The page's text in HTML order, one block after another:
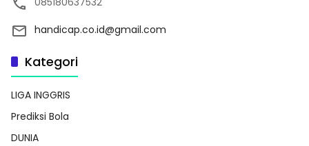
handicap.co.id@gmail.com
Kategori
LIGA INGGRIS
Prediksi Bola
DUNIA